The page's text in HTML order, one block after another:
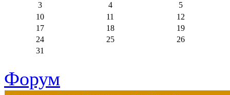
3 4
5
10
11
12
17
18
19
24
25
26
31
Форум